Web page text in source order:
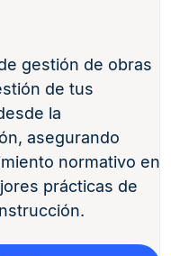
gestión de obras
de tus
la
asegurando
normativo en
prácticas de